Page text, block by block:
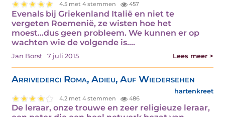
4.5 met 4 stemmen 457
Evenals bij Griekenland Italië en niet te
vergeten Roemenië, ze wisten hoe het
moest...dus geen probleem. We kunnen er op
wachten wie de volgende is.…
Jan Borst 7 juli 2015 Lees meer >
Arrivederci Roma, Adieu, Auf Wiedersehen
hartenkreet
4.2 met 4 stemmen 486
De leraar, onze trouwe en zeer religieuze leraar,